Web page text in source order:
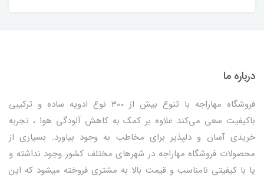
درباره ما
فروشگاه مهاراجه با تنوع بیش از 300 نوع ادویه ساده و ترکیبی
باکیفیت سعی می‌کند علاوه بر کمک به کاهش آلودگی هوا ، تجربه
خریدی آسان و دلپذیر برای مخاطب به وجود بیاورد. بسیاری از
محصولات فروشگاه مهاراجه در شهرهای مختلف کشور وجود نداشته و
یا با کیفیتی نامناسب و قیمت بالا به مشتری فروخته میشود که این